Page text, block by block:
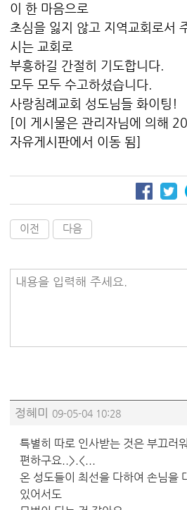
이 한 마음으로
초심을 잃지 않고 지역교회로서
시는 교회로
부흥하길 간절히 기도합니다.
모두 모두 수고하셨습니다.
사랑침례교회 성도님들 화이팅!
[이 게시물은 관리자님에 의해
자유게시판에서 이동 됨]
이전 다음
내용을 입력해 주세요.
정혜미 09-05-04 10:28
특별히 따로 인사받는 것은 부끄
편하구요..>.<...
온 성도들이 최선을 다하여 손님을
있어서도